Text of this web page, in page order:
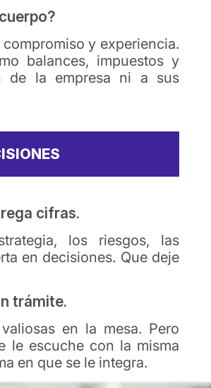
y experiencia.
balances, impuestos y
de la empresa ni a sus
cifras.
los riesgos, las
en decisiones. Que deje
trámite.
en la mesa. Pero
le escuche con la misma
en que se le integra.